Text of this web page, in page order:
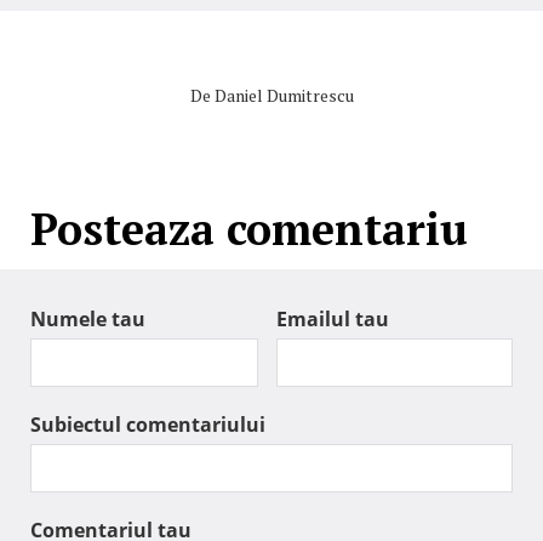
De Daniel Dumitrescu
Posteaza comentariu
Numele tau Emailul tau
Subiectul comentariului
Comentariul tau